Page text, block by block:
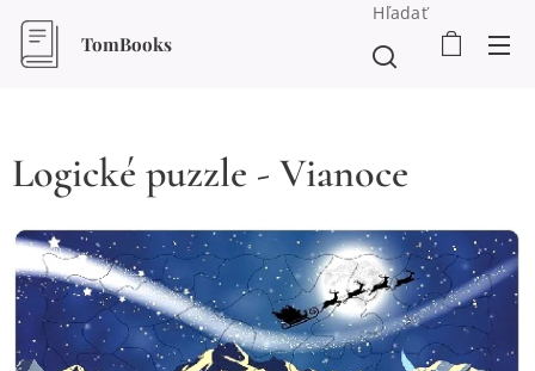
TomBooks
Hľadať
Logické puzzle - Vianoce